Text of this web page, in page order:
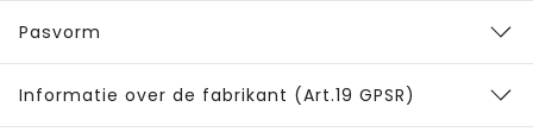
Pasvorm
Informatie over de fabrikant (Art.19 GPSR)